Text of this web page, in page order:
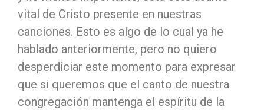
vital de Cristo presente en nuestras
canciones. Esto es algo de lo cual ya he
hablado anteriormente, pero no quiero
desperdiciar este momento para expresar
que si queremos que el canto de nuestra
congregación mantenga el espíritu de la